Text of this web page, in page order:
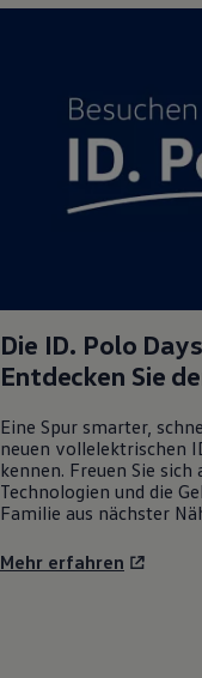
Pannen-
Volkswagen
Die ID. Polo
Entdecken Sie
Eine Spur smarter,
neuen vollelektrischen
kennen. Freuen Sie
Technologien und die
Familie aus nächster
Mehr erfahren